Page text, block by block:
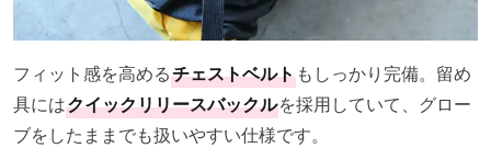
フィット感を高めるチェストベルトもしっかり完備。留め
具にはクイックリリースバックルを採用していて、グロー
ブをしたままでも扱いやすい仕様です。